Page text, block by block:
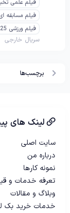
فیلم علمی
فیلم مسابقه
فیلم ورزشی 2025
سریال خارجی
برچسب‌ها
لینک های
سایت اصلی
درباره من
نمونه کارها
تعرفه خدمات و
وبلاگ و مقالات
خدمات خرید بک